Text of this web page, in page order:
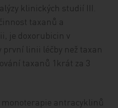
klinických studií III.
taxanů a
je doxorubicin v
linii léčby než taxan
taxanů 1krát za 3
antracyklinů